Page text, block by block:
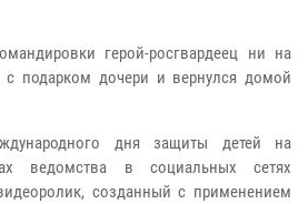
герой-росгвардеец ни на
с подарком дочери и вернулся домой
дня защиты детей на
ведомства в социальных сетях
созданный с применением